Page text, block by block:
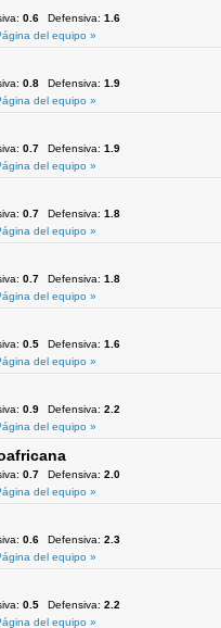
0.6 Defensiva: 1.6
del equipo »
0.8 Defensiva: 1.9
del equipo »
0.7 Defensiva: 1.9
del equipo »
0.7 Defensiva: 1.8
del equipo »
0.7 Defensiva: 1.8
del equipo »
0.5 Defensiva: 1.6
del equipo »
0.9 Defensiva: 2.2
del equipo »
0.7 Defensiva: 2.0
del equipo »
0.6 Defensiva: 2.3
del equipo »
0.5 Defensiva: 2.2
del equipo »